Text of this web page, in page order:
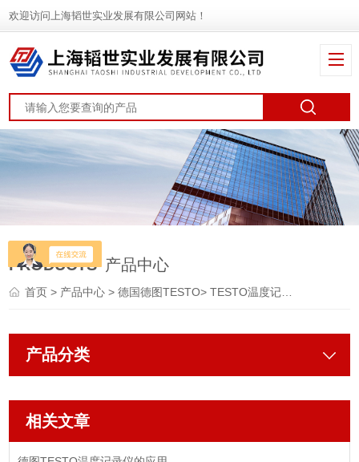
欢迎访问上海韬世实业发展有限公司网站！
PRODUCTS 产品中心
首页> 产品中心>德国德图TESTO>TESTO温度记录仪
产品分类
相关文章